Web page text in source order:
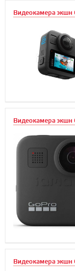
Видеокамера экшн
Видеокамера экшн
Видеокамера экшн